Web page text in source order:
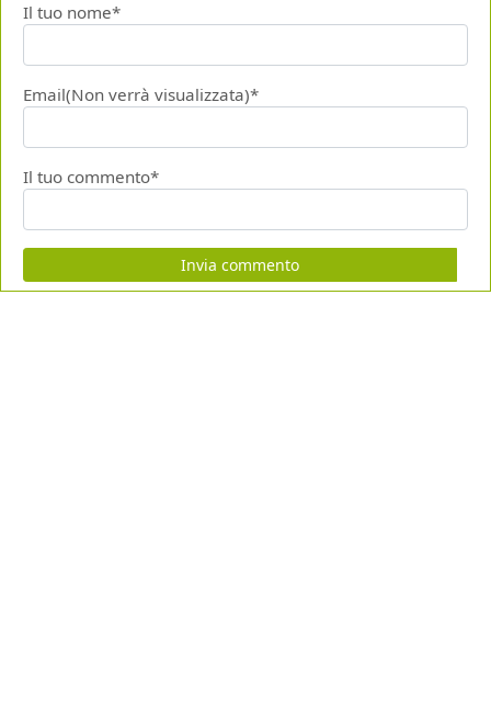
Il tuo nome*
Email(Non verrà visualizzata)*
Il tuo commento*
Invia commento